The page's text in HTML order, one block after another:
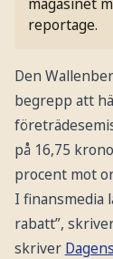
reportage.
Den
begrepp att
på 16,75
procent mot
I finansmedia
rabatt”,
skriver